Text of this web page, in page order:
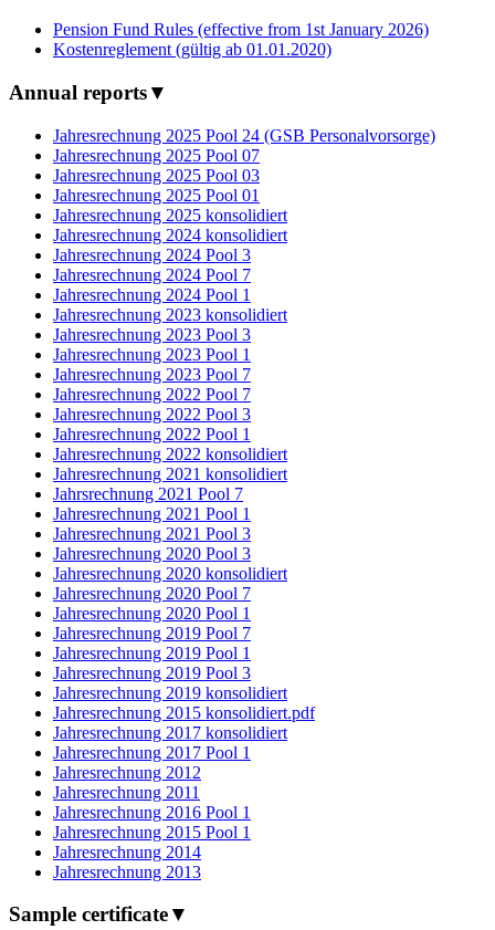
Pension Fund Rules (effective from 1st January 2026)
Kostenreglement (gültig ab 01.01.2020)
Annual reports▼
Jahresrechnung 2025 Pool 24 (GSB Personalvorsorge)
Jahresrechnung 2025 Pool 07
Jahresrechnung 2025 Pool 03
Jahresrechnung 2025 Pool 01
Jahresrechnung 2025 konsolidiert
Jahresrechnung 2024 konsolidiert
Jahresrechnung 2024 Pool 3
Jahresrechnung 2024 Pool 7
Jahresrechnung 2024 Pool 1
Jahresrechnung 2023 konsolidiert
Jahresrechnung 2023 Pool 3
Jahresrechnung 2023 Pool 1
Jahresrechnung 2023 Pool 7
Jahresrechnung 2022 Pool 7
Jahresrechnung 2022 Pool 3
Jahresrechnung 2022 Pool 1
Jahresrechnung 2022 konsolidiert
Jahresrechnung 2021 konsolidiert
Jahrsrechnung 2021 Pool 7
Jahresrechnung 2021 Pool 1
Jahresrechnung 2021 Pool 3
Jahresrechnung 2020 Pool 3
Jahresrechnung 2020 konsolidiert
Jahresrechnung 2020 Pool 7
Jahresrechnung 2020 Pool 1
Jahresrechnung 2019 Pool 7
Jahresrechnung 2019 Pool 1
Jahresrechnung 2019 Pool 3
Jahresrechnung 2019 konsolidiert
Jahresrechnung 2015 konsolidiert.pdf
Jahresrechnung 2017 konsolidiert
Jahresrechnung 2017 Pool 1
Jahresrechnung 2012
Jahresrechnung 2011
Jahresrechnung 2016 Pool 1
Jahresrechnung 2015 Pool 1
Jahresrechnung 2014
Jahresrechnung 2013
Sample certificate▼